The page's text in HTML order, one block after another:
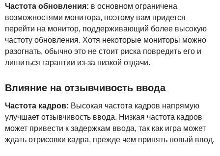
Частота обновления: в основном ограничена
возможностями монитора, поэтому вам придется
перейти на монитор, поддерживающий более высокую
частоту обновления. Хотя некоторые мониторы можно
разогнать, обычно это не стоит риска повредить его и
лишиться гарантии из-за низкой отдачи.
Влияние на отзывчивость ввода
Частота кадров: Высокая частота кадров напрямую
улучшает отзывчивость ввода. Низкая частота кадров
может привести к задержкам ввода, так как игра может
ждать отрисовки кадра, прежде чем принять новый ввод.